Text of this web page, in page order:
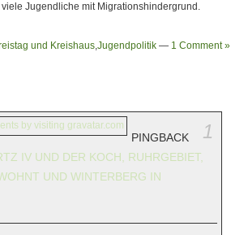
Jugendliche mit Migrationshindergrund.
und Kreishaus,Jugendpolitik — 1 Comment »
1
PINGBACK
IV UND DER KOCH, RUHRGEBIET,
UND WINTERBERG IN